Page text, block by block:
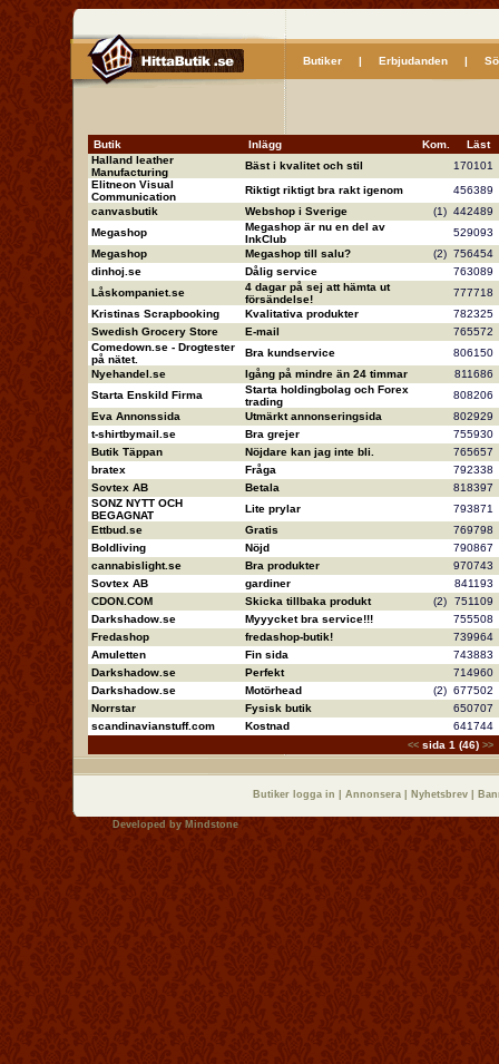
Butiker| Erbjudanden|
Butik Inlägg Kom.
Läst
Halland leather
Manufacturing
Bäst i kvalitet och stil
170101
Elitneon Visual
Communication
Riktigt riktigt bra rakt igenom
456389
canvasbutik
Webshop i Sverige (1) 442489
Megashop
Megashop är nu en del av
InkClub
529093
Megashop
Megashop till salu? (2) 756454
dinhoj.se
Dålig service
763089
Låskompaniet.se
4 dagar på sej att hämta ut
försändelse!
777718
Kristinas Scrapbooking
Kvalitativa produkter
782325
Swedish Grocery Store
E-mail
765572
Comedown.se - Drogtester
på nätet.
Bra kundservice
806150
Nyehandel.se
Igång på mindre än 24 timmar
811686
Starta Enskild Firma
Starta holdingbolag och Forex
trading
808206
Eva Annonssida
Utmärkt annonseringsida
802929
t-shirtbymail.se
Bra grejer
755930
Butik Täppan
Nöjdare kan jag inte bli.
765657
bratex
Fråga
792338
Sovtex AB
Betala
818397
SONZ NYTT OCH
BEGAGNAT
Lite prylar
793871
Ettbud.se
Gratis
769798
Boldliving
Nöjd
790867
cannabislight.se
Bra produkter
970743
Sovtex AB
gardiner
841193
CDON.COM
Skicka tillbaka produkt (2)
751109
Darkshadow.se
Myyycket bra service!!!
755508
Fredashop
fredashop-butik!
739964
Amuletten
Fin sida
743883
Darkshadow.se
Perfekt
714960
Darkshadow.se
Motörhead (2) 677502
Norrstar
Fysisk butik
650707
scandinavianstuff.com
Kostnad 641744
<< sida 1 (46) >>
Butiker logga in Annonsera Nyhetsbrev
Developed by Mindstone